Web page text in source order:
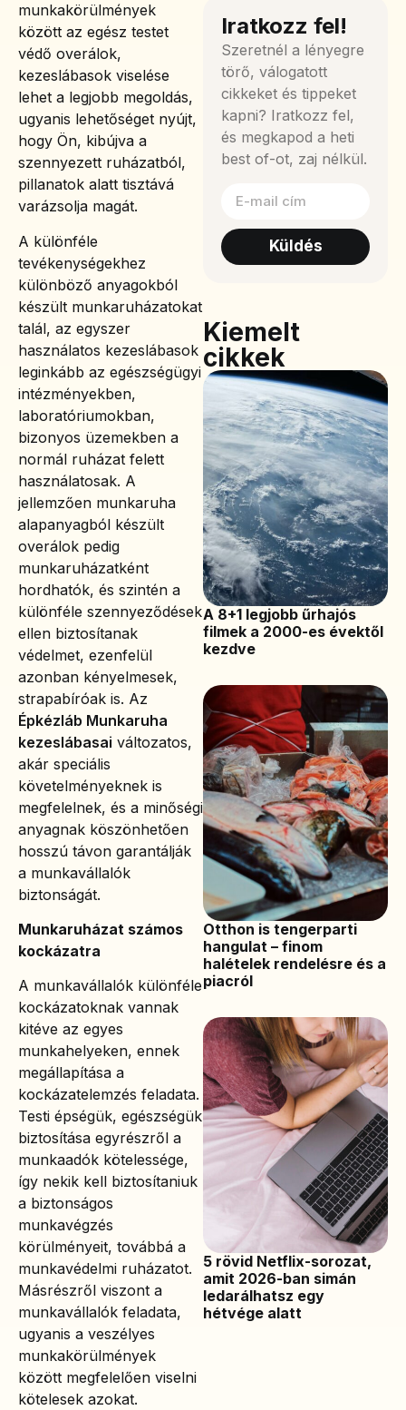
munkakörülmények
között az egész testet
védő overálok,
kezeslábasok viselése
lehet a legjobb megoldás,
ugyanis lehetőséget nyújt,
hogy Ön, kibújva a
szennyezett ruházatból,
pillanatok alatt tisztává
varázsolja magát.
A különféle
tevékenységekhez
különböző anyagokból
készült munkaruházatokat
talál, az egyszer
használatos kezeslábasok
leginkább az egészségügyi
intézményekben,
laboratóriumokban,
bizonyos üzemekben a
normál ruházat felett
használatosak. A
jellemzően munkaruha
alapanyagból készült
overálok pedig
munkaruházatként
hordhatók, és szintén a
különféle szennyeződések
ellen biztosítanak
védelmet, ezenfelül
azonban kényelmesek,
strapabíróak is. Az
Épkézláb Munkaruha
kezeslábasai változatos,
akár speciális
követelményeknek is
megfelelnek, és a minőségi
anyagnak köszönhetően
hosszú távon garantálják
a munkavállalók
biztonságát.
Munkaruházat számos
kockázatra
A munkavállalók különféle
kockázatoknak vannak
kitéve az egyes
munkahelyeken, ennek
megállapítása a
kockázatelemzés feladata.
Testi épségük, egészségük
biztosítása egyrészről a
munkaadók kötelessége,
így nekik kell biztosítaniuk
a biztonságos
munkavégzés
körülményeit, továbbá a
munkavédelmi ruházatot.
Másrészről viszont a
munkavállalók feladata,
ugyanis a veszélyes
munkakörülmények
között megfelelően viselni
kötelesek azokat.
Iratkozz fel!
Szeretnél a lényegre
törő, válogatott
cikkeket és tippeket
kapni? Iratkozz fel,
és megkapod a heti
best of-ot, zaj nélkül.
Küldés
Kiemelt
cikkek
A 8+1 legjobb űrhajós
filmek a 2000-es évektől
kezdve
Otthon is tengerparti
hangulat – finom
halételek rendelésre és a
piacról
5 rövid Netflix-sorozat,
amit 2026-ban simán
ledarálhatsz egy
hétvége alatt